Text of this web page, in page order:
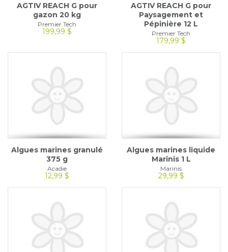
AGTIV REACH G pour
gazon 20 kg
Premier Tech
199,99 $
AGTIV REACH G pour
Paysagement et
Pépinière 12 L
Premier Tech
179,99 $
Algues marines granulé
375 g
Acadie
12,99 $
Algues marines liquide
Marinis 1 L
Marinis
29,99 $